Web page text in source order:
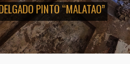
PINTO “MALATAO”